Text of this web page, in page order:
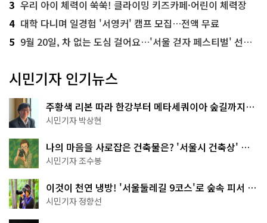
3 우리 아이 체력이 쑥쑥! 클라이밍 키즈카페·어린이 체력장
4 대학 다니며 일경험 '서영커' 캠프 모집…전액 무료
5 9월 20일, 차 없는 도심 걸어요…'서울 걷자 페스티벌' 선착순 5천명
시민기자 인기뉴스
주황색 리본 따라 한강부터 메타세쿼이아 숲길까지…
서울둘레길 15코스
시민기자 박상현
나의 마음을 사로잡은 건축물은? '서울시 건축상' 수
상작 공개!
시민기자 조수봉
이것이 천연 냉방! '서울둘레길 9코스'로 숲속 피서 떠
나볼까
시민기자 정향선